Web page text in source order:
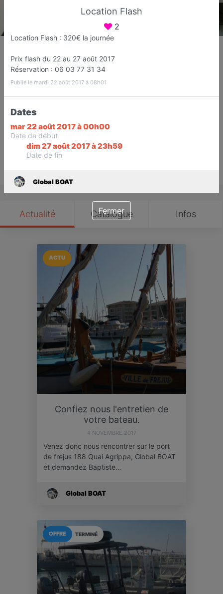
Global BOAT
Entretien - Vente - Location de bateaux
Fréjus
Favori Contacter
Ouvre dès 09:00
Actualité Catalogue Infos
ACTU
Confiez nous l'entretien de
votre bateau.
4 NOVEMBRE 2017
Venez donc nous rencontrer sur le port
de frejus 188 Quai Agrippa, Global BOAT
et demandez Baptiste…
Global BOAT
TERMINÉ
OFFRE
Location Flash
2
Location Flash : 320€ la journée
Prix flash du 22 au 27 août 2017
Réservation : 06 03 77 31 34
Publié le mardi 22 août 2017 à 08h01
Dates
mar 22 août 2017 à 00h00
Date de début
dim 27 août 2017 à 23h59
Date de fin
Global BOAT
Fermer